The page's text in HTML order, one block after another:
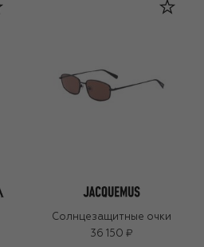
Солнцезащитные очки
36 150 ₽